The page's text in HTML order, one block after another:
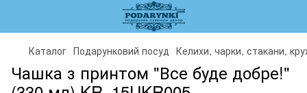
Каталог Подарунковий посуд Келихи, чарки, стакани,
Чашка з принтом "Все буде добре!"